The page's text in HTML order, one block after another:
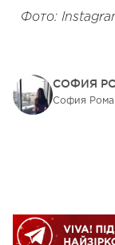
Фото:
СОФИЯ
София